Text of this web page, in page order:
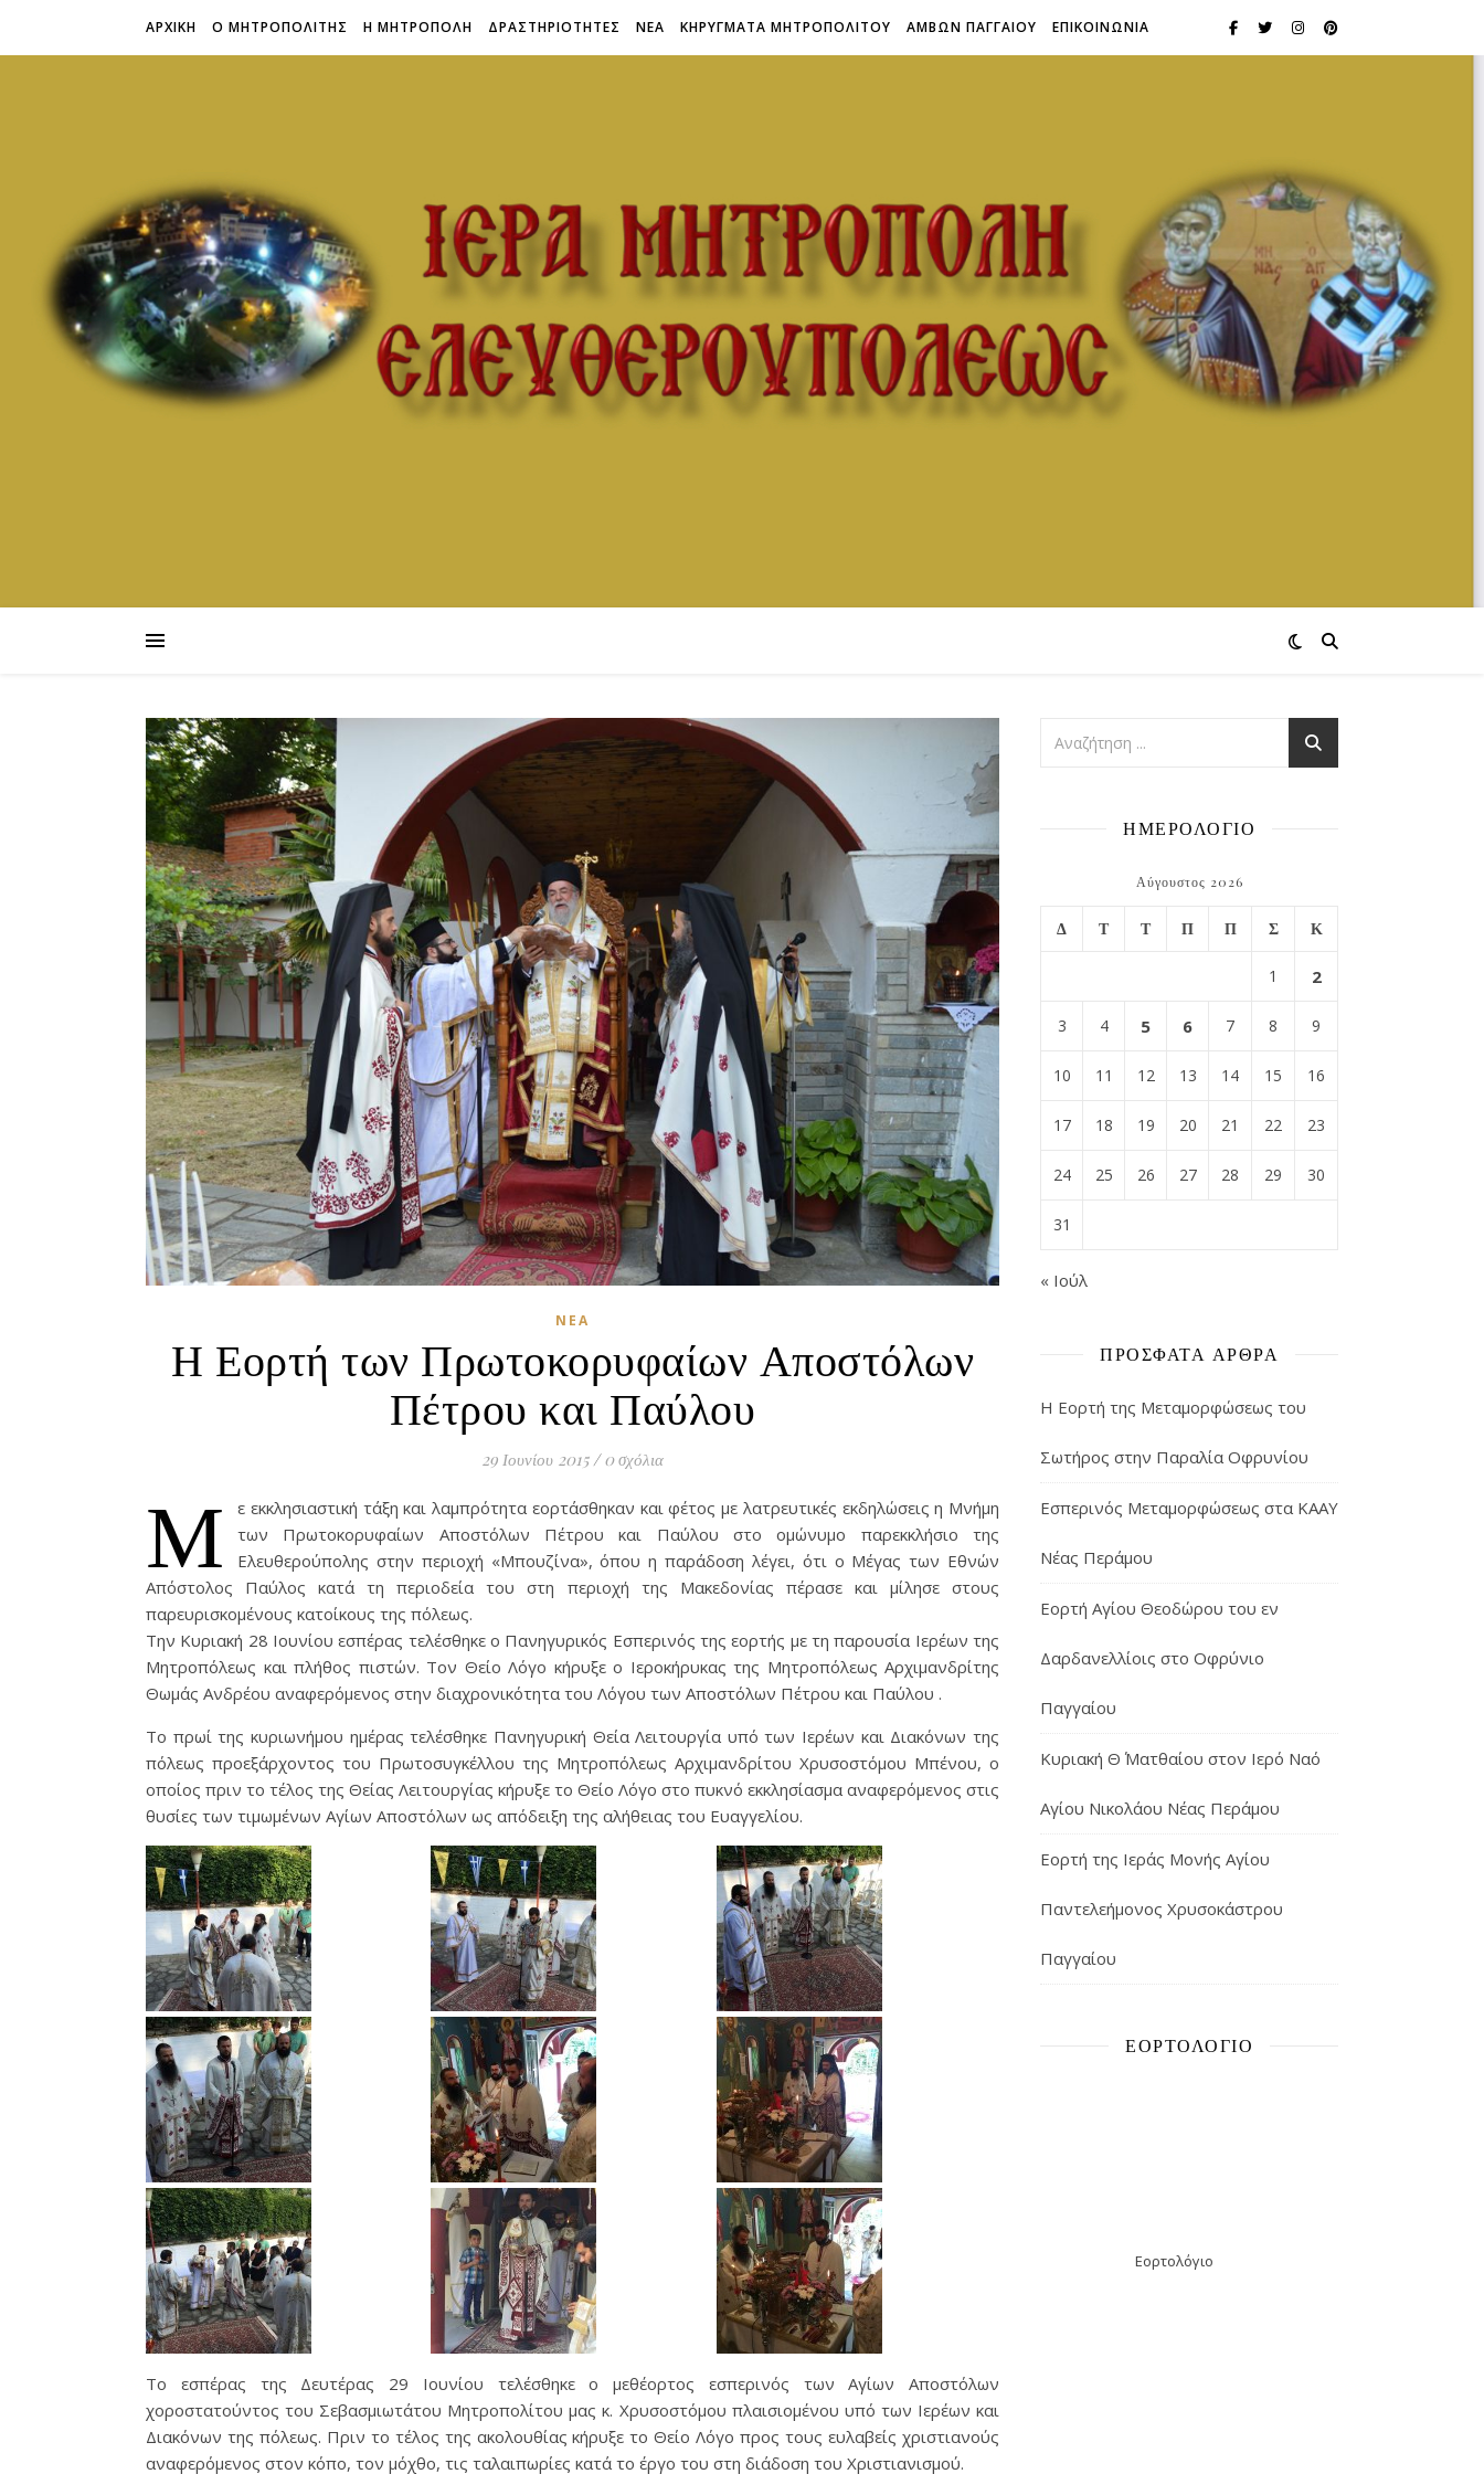
ΑΡΧΙΚΗ Ο ΜΗΤΡΟΠΟΛΙΤΗΣ Η ΜΗΤΡΟΠΟΛΗ ΔΡΑΣΤΗΡΙΟΤΗΤΕΣ ΝΕΑ ΚΗΡΥΓΜΑΤΑ ΜΗΤΡΟΠΟΛΙΤΟΥ ΑΜΒΩΝ ΠΑΓΓΑΙΟΥ ΕΠΙΚΟΙΝΩΝΙΑ
ΝΈΑ
Η Εορτή των Πρωτοκορυφαίων Αποστόλων
Πέτρου και Παύλου
29 Ιουνίου 2015 / 0 σχόλια
Μ
ε εκκλησιαστική τάξη και λαμπρότητα εορτάσθηκαν και φέτος με λατρευτικές εκδηλώσεις η Μνήμη
των Πρωτοκορυφαίων Αποστόλων Πέτρου και Παύλου στο ομώνυμο παρεκκλήσιο της
Ελευθερούπολης στην περιοχή «Μπουζίνα», όπου η παράδοση λέγει, ότι ο Μέγας των Εθνών
Απόστολος Παύλος κατά τη περιοδεία του στη περιοχή της Μακεδονίας πέρασε και μίλησε στους
παρευρισκομένους κατοίκους της πόλεως.
Την Κυριακή 28 Ιουνίου εσπέρας τελέσθηκε ο Πανηγυρικός Εσπερινός της εορτής με τη παρουσία Ιερέων της
Μητροπόλεως και πλήθος πιστών. Τον Θείο Λόγο κήρυξε ο Ιεροκήρυκας της Μητροπόλεως Αρχιμανδρίτης
Θωμάς Ανδρέου αναφερόμενος στην διαχρονικότητα του Λόγου των Αποστόλων Πέτρου και Παύλου .
Το πρωί της κυριωνήμου ημέρας τελέσθηκε Πανηγυρική Θεία Λειτουργία υπό των Ιερέων και Διακόνων της
πόλεως προεξάρχοντος του Πρωτοσυγκέλλου της Μητροπόλεως Αρχιμανδρίτου Χρυσοστόμου Μπένου, ο
οποίος πριν το τέλος της Θείας Λειτουργίας κήρυξε το Θείο Λόγο στο πυκνό εκκλησίασμα αναφερόμενος στις
θυσίες των τιμωμένων Αγίων Αποστόλων ως απόδειξη της αλήθειας του Ευαγγελίου.
Το εσπέρας της Δευτέρας 29 Ιουνίου τελέσθηκε ο μεθέορτος εσπερινός των Αγίων Αποστόλων
χοροστατούντος του Σεβασμιωτάτου Μητροπολίτου μας κ. Χρυσοστόμου πλαισιομένου υπό των Ιερέων και
Διακόνων της πόλεως. Πριν το τέλος της ακολουθίας κήρυξε το Θείο Λόγο προς τους ευλαβείς χριστιανούς
αναφερόμενος στον κόπο, τον μόχθο, τις ταλαιπωρίες κατά το έργο του στη διάδοση του Xριστιανισμού.
ΗΜΕΡΟΛΟΓΙΟ
Αύγουστος 2026
Δ Τ Τ Π Π Σ Κ
1 2
3 4 5 6 7 8 9
10 11 12 13 14 15 16
17 18 19 20 21 22 23
24 25 26 27 28 29 30
31
« Ιούλ
ΠΡΌΣΦΑΤΑ ΆΡΘΡΑ
Η Εορτή της Μεταμορφώσεως του
Σωτήρος στην Παραλία Οφρυνίου
Εσπερινός Μεταμορφώσεως στα ΚΑΑΥ
Νέας Περάμου
Εορτή Αγίου Θεοδώρου του εν
Δαρδανελλίοις στο Οφρύνιο
Παγγαίου
Κυριακή Θ΄ Ματθαίου στον Ιερό Ναό
Αγίου Νικολάου Νέας Περάμου
Εορτή της Ιεράς Μονής Αγίου
Παντελεήμονος Χρυσοκάστρου
Παγγαίου
ΕΟΡΤΟΛΌΓΙΟ
Εορτολόγιο